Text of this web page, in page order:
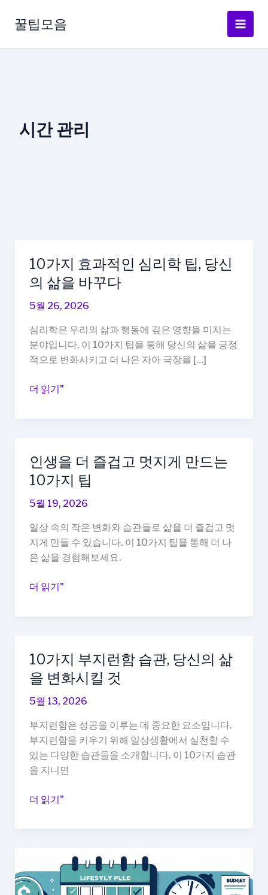
로
꿀팁모음
시간 관리
10가지 효과적인 심리학 팁, 당신
의 삶을 바꾸다
5월 26, 2026
심리학은 우리의 삶과 행동에 깊은 영향을 미치는
분야입니다. 이 10가지 팁을 통해 당신의 삶을 긍정
적으로 변화시키고 더 나은 자아 극장을 […]
10
적
인
리
학
팁,
당
의
다
더 읽기"
인생을 더 즐겁고 멋지게 만드는
10가지 팁
5월 19, 2026
일상 속의 작은 변화와 습관들로 삶을 더 즐겁고 멋
지게 만들 수 있습니다. 이 10가지 팁을 통해 더 나
은 삶을 경험해보세요.
인
겁
고
지
게
만
드
는
가
더 읽기"
10가지 부지런함 습관, 당신의 삶
을 변화시킬 것
5월 13, 2026
부지런함은 성공을 이루는 데 중요한 요소입니다.
부지런함을 키우기 위해 일상생활에서 실천할 수
있는 다양한 습관들을 소개합니다. 이 10가지 습관
을 지니면
10
런
함
더 읽기"